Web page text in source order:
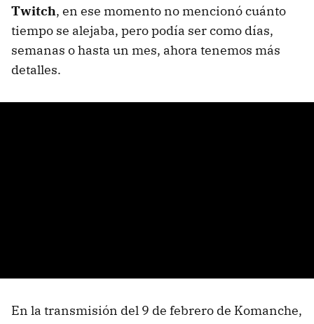
Twitch, en ese momento no mencionó cuánto
tiempo se alejaba, pero podía ser como días,
semanas o hasta un mes, ahora tenemos más
detalles.
En la transmisión del 9 de febrero de Komanche,